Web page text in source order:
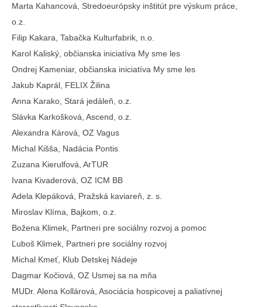
Marta Kahancová, Stredoeurópsky inštitút pre výskum práce,
o.z.
Filip Kakara, Tabačka Kulturfabrik, n.o.
Karol Kaliský, občianska iniciatíva My sme les
Ondrej Kameniar, občianska iniciatíva My sme les
Jakub Kaprál, FELIX Žilina
Anna Karako, Stará jedáleň, o.z.
Slávka Karkošková, Ascend, o.z.
Alexandra Kárová, OZ Vagus
Michal Kišša, Nadácia Pontis
Zuzana Kierulfová, ArTUR
Ivana Kivaderová, OZ ICM BB
Adela Klepáková, Pražská kaviareň, z. s.
Miroslav Klíma, Bajkom, o.z.
Božena Klimek, Partneri pre sociálny rozvoj a pomoc
Ľuboš Klimek, Partneri pre sociálny rozvoj
Michal Kmeť, Klub Detskej Nádeje
Dagmar Kočiová, OZ Usmej sa na mňa
MUDr. Alena Kollárová, Asociácia hospicovej a paliatívnej